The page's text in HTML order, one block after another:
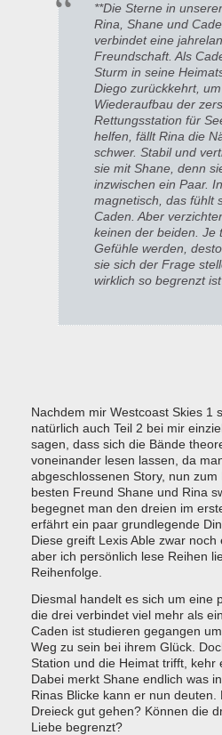
**Die Sterne in
Rina, Shane und
verbindet eine
Freundschaft. Als
Sturm in seine
Diego zurückkehrt,
Wiederaufbau der
Rettungsstation für
helfen, fällt Rina die
schwer. Stabil und
sie mit Shane, denn
inzwischen ein Paar.
magnetisch, das fühlt
Caden. Aber
keinen der beiden. Je
Gefühle werden,
sie sich der Frage
wirklich so begrenzt
Nachdem mir Westcoast Skies 1
natürlich auch Teil 2 bei mir
sagen, dass sich die Bände
voneinander lesen lassen, da
abgeschlossenen Story, nun
besten Freund Shane und Rina
begegnet man den dreien im
erfährt ein paar grundlegende
Diese greift Lexis Able zwar noch
aber ich persönlich lese Reihen
Reihenfolge.
Diesmal handelt es sich um eine
die drei verbindet viel mehr als
Caden ist studieren gegangen
Weg zu sein bei ihrem Glück.
Station und die Heimat trifft, kehr
Dabei merkt Shane endlich was
Rinas Blicke kann er nun
Dreieck gut gehen? Können die
Liebe begrenzt?